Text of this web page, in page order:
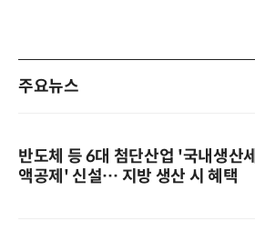
주요뉴스
반도체 등 6대 첨단산업 '국내생산세
액공제' 신설… 지방 생산 시 혜택